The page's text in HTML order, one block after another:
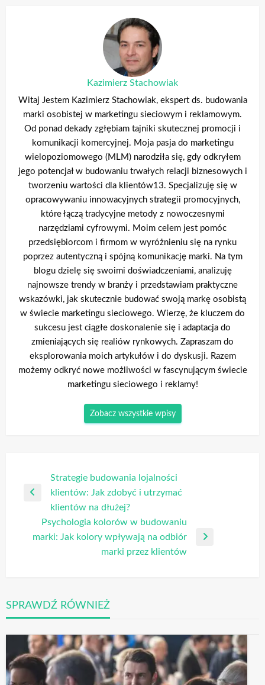
Kazimierz Stachowiak
Witaj Jestem Kazimierz Stachowiak, ekspert ds. budowania
marki osobistej w marketingu sieciowym i reklamowym.
Od ponad dekady zgłębiam tajniki skutecznej promocji i
komunikacji komercyjnej. Moja pasja do marketingu
wielopoziomowego (MLM) narodziła się, gdy odkryłem
jego potencjał w budowaniu trwałych relacji biznesowych i
tworzeniu wartości dla klientów13. Specjalizuję się w
opracowywaniu innowacyjnych strategii promocyjnych,
które łączą tradycyjne metody z nowoczesnymi
narzędziami cyfrowymi. Moim celem jest pomóc
przedsiębiorcom i firmom w wyróżnieniu się na rynku
poprzez autentyczną i spójną komunikację marki. Na tym
blogu dzielę się swoimi doświadczeniami, analizuję
najnowsze trendy w branży i przedstawiam praktyczne
wskazówki, jak skutecznie budować swoją markę osobistą
w świecie marketingu sieciowego. Wierzę, że kluczem do
sukcesu jest ciągłe doskonalenie się i adaptacja do
zmieniających się realiów rynkowych. Zapraszam do
eksplorowania moich artykułów i do dyskusji. Razem
możemy odkryć nowe możliwości w fascynującym świecie
marketingu sieciowego i reklamy!
Zobacz wszystkie wpisy
Nawigacja
wpisu
Strategie budowania lojalności
klientów: Jak zdobyć i utrzymać
klientów na dłużej?
Psychologia kolorów w budowaniu
marki: Jak kolory wpływają na odbiór
marki przez klientów
SPRAWDŹ RÓWNIEŻ